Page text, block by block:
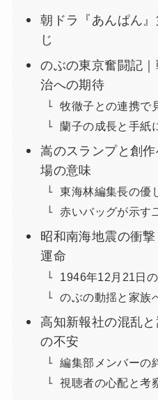
朝ドラ『あんぱん
じ
のぶの東京奮闘記
治への期待
牧徹子との連携で
蘭子の成長と手紙
嵩のスランプと創
場の意味
東海林編集長の優
赤いバッグが示す
昭和南海地震の衝
運命
1946年12月21日
のぶの動揺と家族
高知新報社の混乱
の不安
編集部メンバーの
視聴者の心配と考